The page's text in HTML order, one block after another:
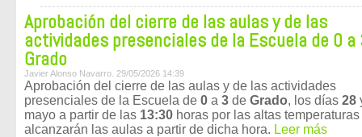
Aprobación del cierre de las aulas y de las
actividades presenciales de la Escuela de 0 a
Grado
Javier Alonso Navarro. 29/05/2026 14:39
Aprobación del cierre de las aulas y de las actividades
presenciales de la Escuela de 0 a 3 de Grado, los días 28
mayo a partir de las 13:30 horas por las altas
alcanzarán las aulas a partir de dicha hora. Leer más